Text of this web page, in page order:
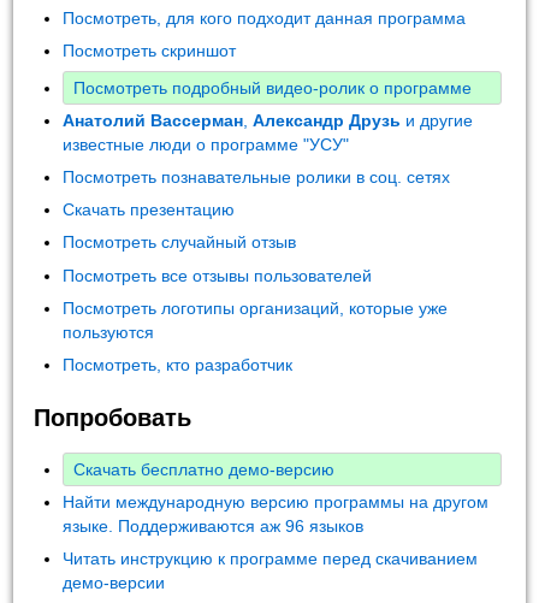
Посмотреть, для кого подходит данная программа
Посмотреть скриншот
Посмотреть подробный видео-ролик о программе
Анатолий Вассерман ,Александр Друзь и другие
известные люди о программе "УСУ"
Посмотреть познавательные ролики в соц. сетях
Скачать презентацию
Посмотреть случайный отзыв
Посмотреть все отзывы пользователей
Посмотреть логотипы организаций, которые уже
пользуются
Посмотреть, кто разработчик
Попробовать
Скачать бесплатно демо-версию
Найти международную версию программы на другом
языке. Поддерживаются аж 96 языков
Читать инструкцию к программе перед скачиванием
демо-версии